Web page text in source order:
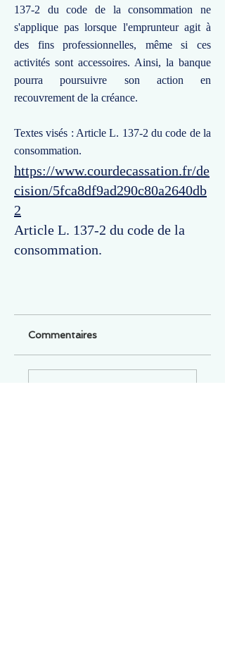
137-2 du code de la consommation ne
s'applique pas lorsque l'emprunteur agit à
des fins professionnelles, même si ces
activités sont accessoires. Ainsi, la banque
pourra poursuivre son action en
recouvrement de la créance.
Textes visés : Article L. 137-2 du code de la
consommation.
https://www.courdecassation.fr/de
cision/5fca8df9ad290c80a2640db
2
Article L. 137-2 du code de la
consommation.
Commentaires